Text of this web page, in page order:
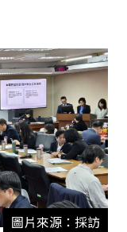
圖片來源：採訪